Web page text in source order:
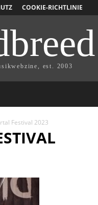
COOKIE-RICHTLINIE
est. 2003
Festival 2023